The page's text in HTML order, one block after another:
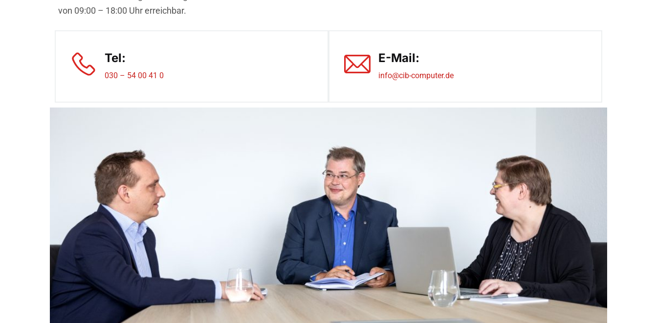
von 09:00 – 18:00 Uhr erreichbar.
Tel:
030 – 54 00 41 0
E-Mail:
info@cib-computer.de